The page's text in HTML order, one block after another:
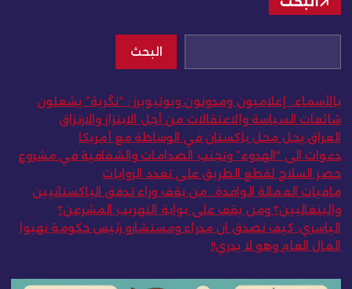
البحث
بالأسماء.. إعلاميون ومدونون ويوتيوبرز : “نگرية” يشعلون
شائعات السياسة والاعتقالات من أجل الابتزاز والارتزاق
العراق يحل محل باكستان في الوساطة مع أمريكا
دعوات الى “الهدوء” وتجنب الصدامات والشفافية في مشروع
حصر السلاح لقطع الطريق على تعدد الروايات
مافيات العمالة الوافدة.. من يقف وراء تدفق الباكستانيين
والبنغاليين؟ ومن يقف على بوابة التهريب المشرعن؟
الياسري: كيف نصدق ان مدراء ومستشارو رئيس حكومة نهبوا
المال العام وهو لا يدري!!